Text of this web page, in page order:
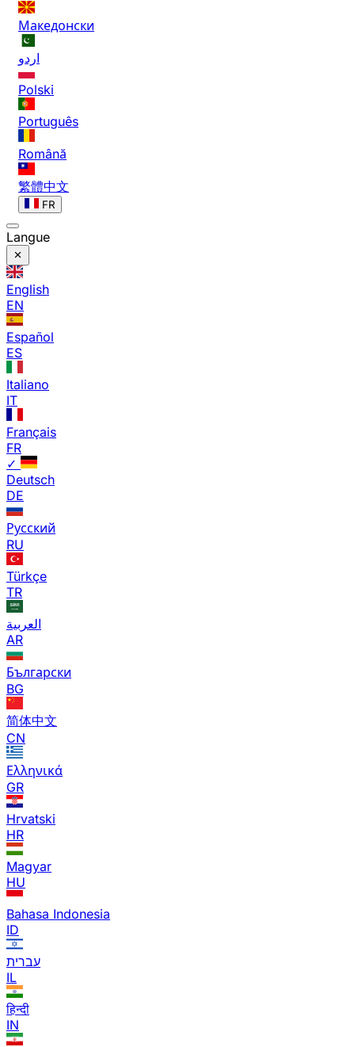
Македонски
اردو
Polski
Português
Română
繁體中文
FR
Langue
English
EN
Español
ES
Italiano
IT
Français
FR
✓
Deutsch
DE
Русский
RU
Türkçe
TR
العربية
AR
Български
BG
简体中文
CN
Ελληνικά
GR
Hrvatski
HR
Magyar
HU
Bahasa Indonesia
ID
עברית
IL
हिन्दी
IN